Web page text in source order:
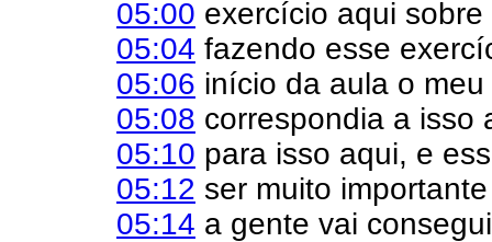
05:00 exercício aqui
05:04 fazendo esse
05:06 início da aula o
05:08 correspondia a isso
05:10 para isso aqui, e
05:12 ser muito
05:14 a gente vai